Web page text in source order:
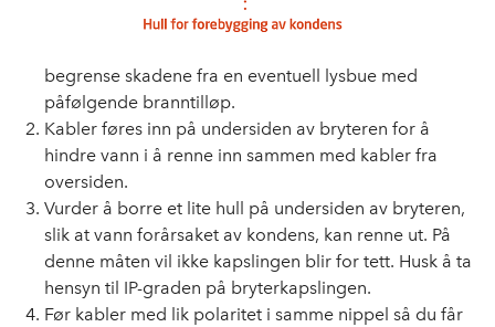
begrense skadene fra en eventuell lysbue med
påfølgende branntilløp.
Kabler føres inn på undersiden av bryteren for å
hindre vann i å renne inn sammen med kabler fra
oversiden.
Vurder å borre et lite hull på undersiden av bryteren,
slik at vann forårsaket av kondens, kan renne ut. På
denne måten vil ikke kapslingen blir for tett. Husk å ta
hensyn til IP-graden på bryterkapslingen.
Før kabler med lik polaritet i samme nippel så du får